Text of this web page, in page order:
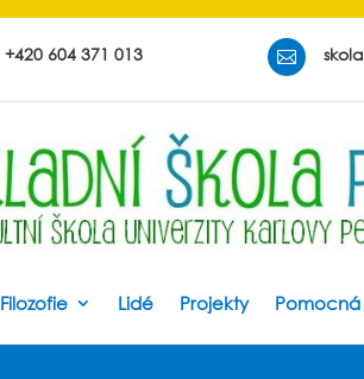
+420 604 371 013 
Filozofie Lidé Projekty Pomocná